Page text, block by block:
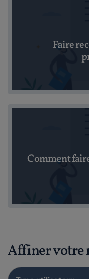
Faire
Comment
Affiner votre